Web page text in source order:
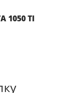
1050 TI